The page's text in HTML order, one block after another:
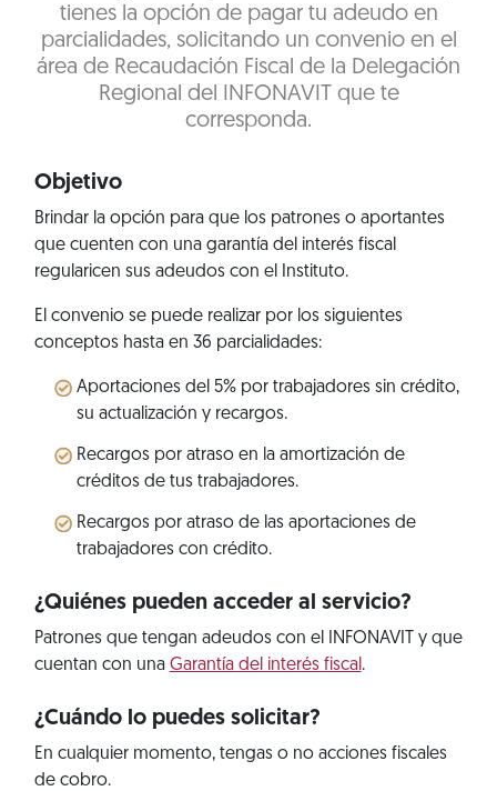
tienes la opción de pagar tu adeudo en
parcialidades, solicitando un convenio en el
área de Recaudación Fiscal de la Delegación
Regional del INFONAVIT que te
corresponda.
Objetivo
Brindar la opción para que los patrones o aportantes
que cuenten con una garantía del interés fiscal
regularicen sus adeudos con el Instituto.
El convenio se puede realizar por los siguientes
conceptos hasta en 36 parcialidades:
Aportaciones del 5% por trabajadores sin crédito,
su actualización y recargos.
Recargos por atraso en la amortización de
créditos de tus trabajadores.
Recargos por atraso de las aportaciones de
trabajadores con crédito.
¿Quiénes pueden acceder al servicio?
Patrones que tengan adeudos con el INFONAVIT y que
cuentan con una Garantía del interés fiscal .
¿Cuándo lo puedes solicitar?
En cualquier momento, tengas o no acciones fiscales
de cobro.